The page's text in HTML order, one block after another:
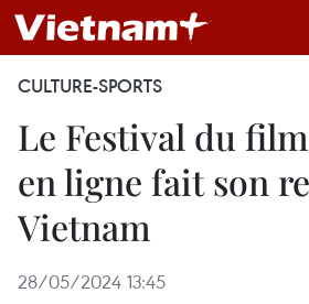
CULTURE-SPORTS
Le Festival du
en ligne fait son
Vietnam
28/05/2024 13:45